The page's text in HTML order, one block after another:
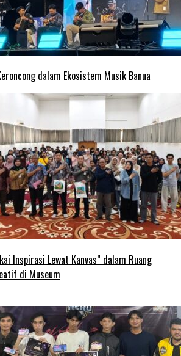
dalam Ekosistem Musik Banua
Inspirasi Lewat Kanvas” dalam Ruang
di Museum